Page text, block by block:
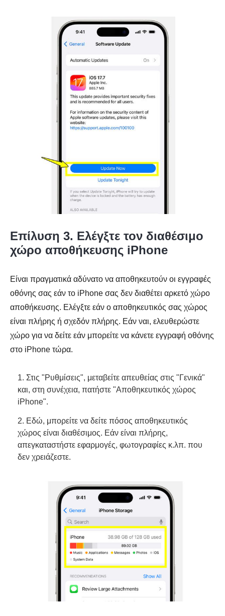
Επίλυση 3. Ελέγξτε τον διαθέσιμο
χώρο αποθήκευσης iPhone
Είναι πραγματικά αδύνατο να αποθηκευτούν οι εγγραφές
οθόνης σας εάν το iPhone σας δεν διαθέτει αρκετό χώρο
αποθήκευσης. Ελέγξτε εάν ο αποθηκευτικός σας χώρος
είναι πλήρης ή σχεδόν πλήρης. Εάν ναι, ελευθερώστε
χώρο για να δείτε εάν μπορείτε να κάνετε εγγραφή οθόνης
στο iPhone τώρα.
1. Στις "Ρυθμίσεις", μεταβείτε απευθείας στις "Γενικά"
και, στη συνέχεια, πατήστε "Αποθηκευτικός χώρος
iPhone".
2. Εδώ, μπορείτε να δείτε πόσος αποθηκευτικός
χώρος είναι διαθέσιμος. Εάν είναι πλήρης,
απεγκαταστήστε εφαρμογές, φωτογραφίες κ.λπ. που
δεν χρειάζεστε.